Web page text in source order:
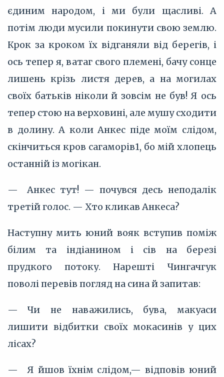
єдиним народом, і ми були щасливі. А
потім люди мусили покинути свою землю.
Крок за кроком їх відганяли від берегів, і
ось тепер я, ватаг свого племені, бачу сонце
лишень крізь листя дерев, а на могилах
своїх батьків ніколи й зовсім не був! Я ось
тепер стою на верховині, але мушу сходити
в долину. А коли Анкес піде моїм слідом,
скінчиться кров сагаморів1, бо мій хлопець
останній із могікан.
— Анкес тут! — почувся десь неподалік
третій голос. — Хто кликав Анкеса?
Наступну мить юний вояк вступив поміж
білим та індіанином і сів на березі
прудкого потоку. Нарешті Чингачгук
поволі перевів погляд на сина й запитав:
— Чи не наважились, бува, макуаси
лишити відбитки своїх мокасинів у цих
лісах?
— Я йшов їхнім слідом,— відповів юний